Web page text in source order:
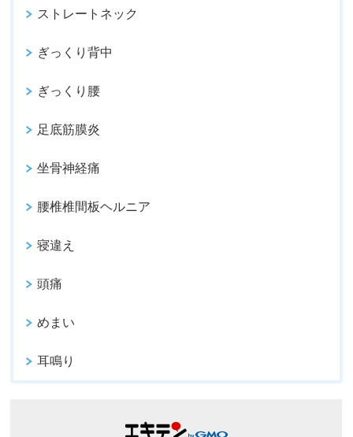
ストレートネック
ぎっくり背中
ぎっくり腰
足底筋膜炎
坐骨神経痛
腰椎椎間板ヘルニア
寝違え
頭痛
めまい
耳鳴り